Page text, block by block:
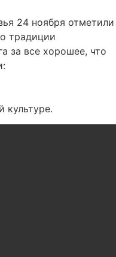
24 ноября отметили
традиции
за все хорошее, что
культуре.